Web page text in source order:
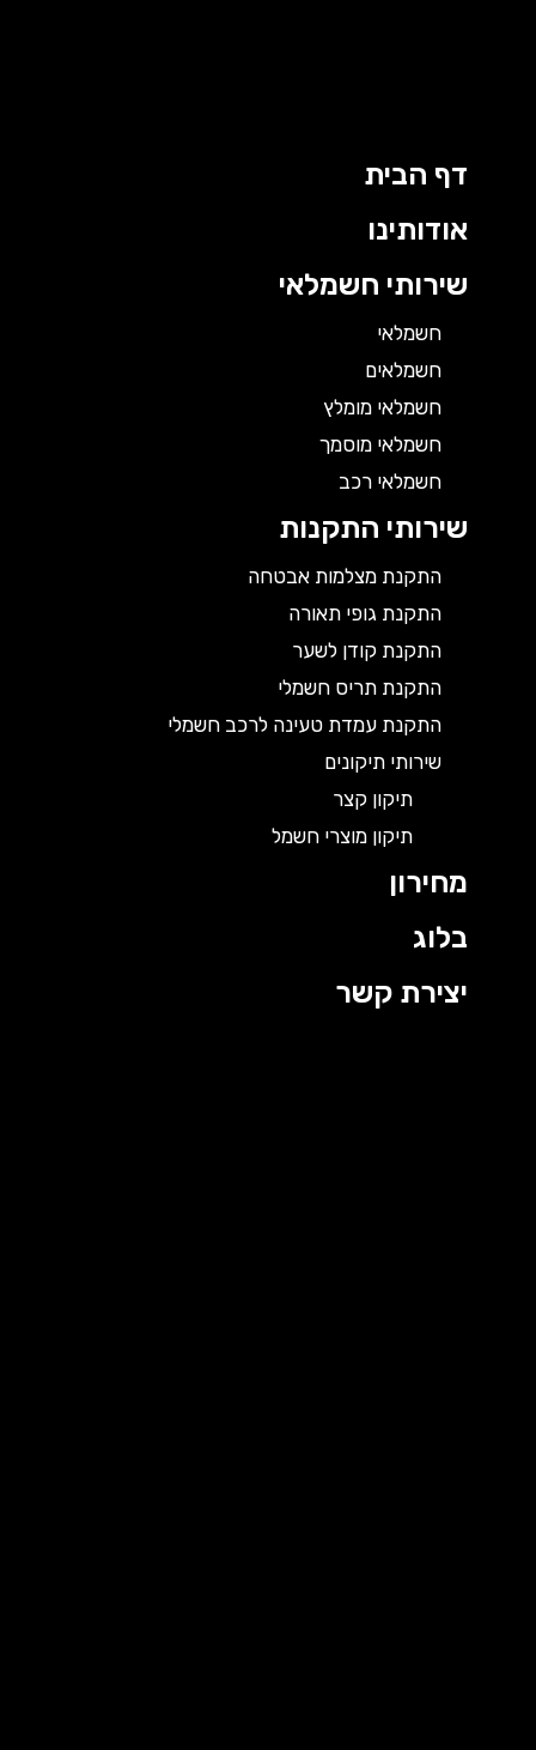
דף הבית
אודותינו
שירותי חשמלאי
חשמלאי
חשמלאים
חשמלאי מומלץ
חשמלאי מוסמך
חשמלאי רכב
שירותי התקנות
התקנת מצלמות אבטחה
התקנת גופי תאורה
התקנת קודן לשער
התקנת תריס חשמלי
התקנת עמדת טעינה לרכב חשמלי
שירותי תיקונים
תיקון קצר
תיקון מוצרי חשמל
מחירון
בלוג
יצירת קשר